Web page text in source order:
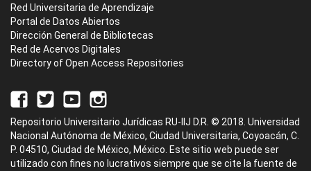
Red Universitaria de Aprendizaje
Portal de Datos Abiertos
Dirección General de Bibliotecas
Red de Acervos Digitales
Directory of Open Access Repositories
Repositorio Universitario Jurídicas RU-IIJ D.R. © 2018. Universidad
Nacional Autónoma de México, Ciudad Universitaria, Coyoacán, C.
P. 04510, Ciudad de México, México. Este sitio web puede ser
utilizado con fines no lucrativos siempre que se cite la fuente de